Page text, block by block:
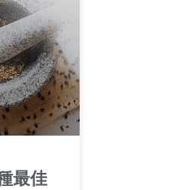
最佳